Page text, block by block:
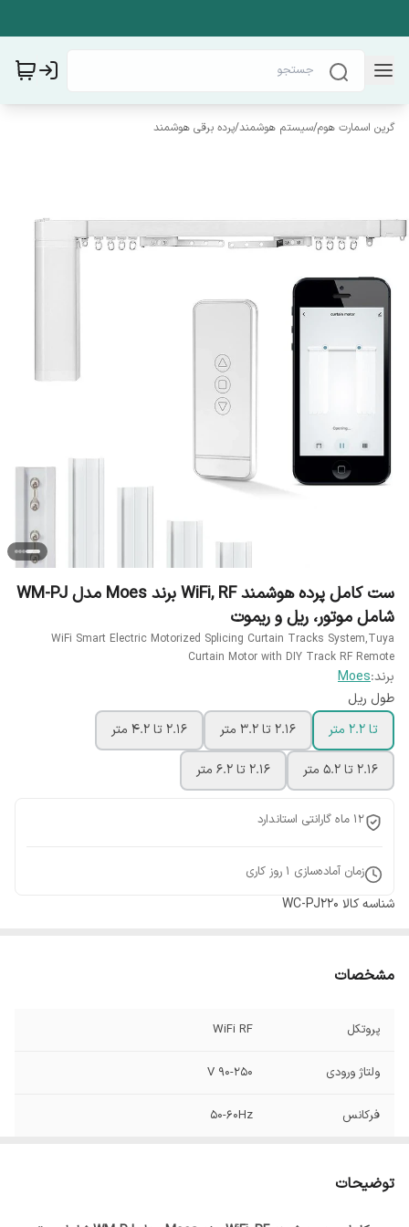
گرین اسمارت هوم/سیستم هوشمند/پرده برقی هوشمند
ست کامل پرده هوشمند WiFi, RF برند Moes مدل WM-PJ
شامل موتور، ریل و ریموت
WiFi Smart Electric Motorized Splicing Curtain Tracks System,Tuya
Curtain Motor with DIY Track RF Remote
برند:Moes
طول ریل
تا 2.2 متر
2.16 تا 3.2 متر 2.16 تا 4.2 متر
2.16 تا 5.2 متر 2.16 تا 6.2 متر
12 ماه گارانتی استاندارد
زمان آماده‌سازی 1 روز کاری
شناسه کالا WC-PJ220
مشخصات
پروتکل WiFi RF
ولتاژ ورودی 90-250 V
فرکانس 50-60Hz
توضیحات